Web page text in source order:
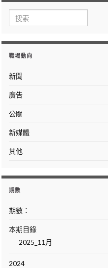
Search for:
職場動向
新聞
廣告
公關
新媒體
其他
期數
期數：
本期目錄
2025_11月
2024